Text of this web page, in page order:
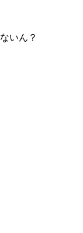
いん？